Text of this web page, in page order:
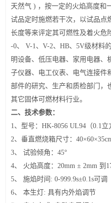
天然气 ) ，按一定的火焰高度和
试品定时施燃若干次，以试品点
长度等来评定其可燃性及着火危
-0、 V-1、V-2、HB、5V级材料
明设备、低压电器、家用电器、
子仪器、电工仪表、电气连接件
部件的研究、生产和质检部门，
其它固体可燃材料行业。
二、技术参数：
1、型号：HK-8056 UL94（0.1立
2、垂直燃烧箱尺寸：
3、 试验倾角：45°
4、 火焰高度：20mm ± 2mm 到
5、 施焰时间: 0-999.9s±0.1s可调
6、 本生灯: 具有内外焰调节